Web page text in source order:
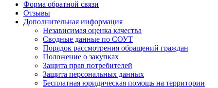
Форма обратной связи
Отзывы
Дополнительная информация
Независимая оценка качества
Сводные данные по СОУТ
Порядок рассмотрения обращений граждан
Положение о закупках
Защита прав потребителей
Защита персональных данных
Бесплатная юридическая помощь на территории